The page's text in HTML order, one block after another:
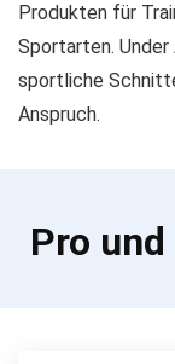
Produkten für
Sportarten.
sportliche
Anspruch.
Pro